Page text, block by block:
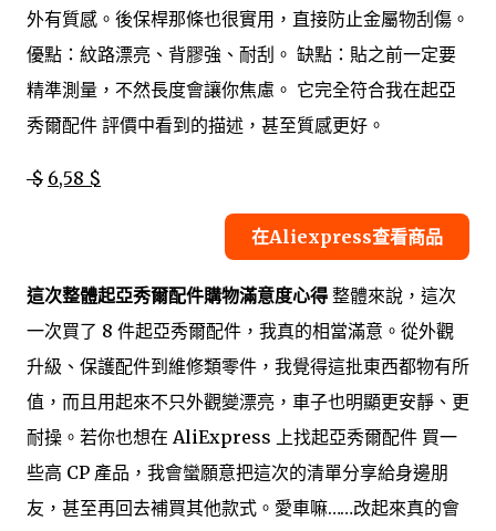
外有質感。後保桿那條也很實用，直接防止金屬物刮傷。
優點：紋路漂亮、背膠強、耐刮。 缺點：貼之前一定要
精準測量，不然長度會讓你焦慮。 它完全符合我在起亞
秀爾配件 評價中看到的描述，甚至質感更好。
$ 6,58 $
在Aliexpress查看商品
這次整體起亞秀爾配件購物滿意度心得 整體來說，這次
一次買了 8 件起亞秀爾配件，我真的相當滿意。從外觀
升級、保護配件到維修類零件，我覺得這批東西都物有所
值，而且用起來不只外觀變漂亮，車子也明顯更安靜、更
耐操。若你也想在 AliExpress 上找起亞秀爾配件 買一
些高 CP 產品，我會蠻願意把這次的清單分享給身邊朋
友，甚至再回去補買其他款式。愛車嘛……改起來真的會